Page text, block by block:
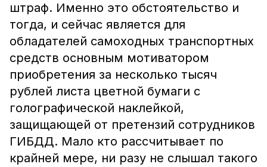
штраф. Именно это обстоятельство и
тогда, и сейчас является для
обладателей самоходных транспортных
средств основным мотиватором
приобретения за несколько тысяч
рублей листа цветной бумаги с
голографической наклейкой,
защищающей от претензий сотрудников
ГИБДД. Мало кто рассчитывает по
крайней мере, ни разу не слышал такого